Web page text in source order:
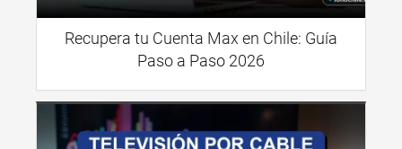
Recupera tu Cuenta Max en Chile: Guía
Paso a Paso 2026